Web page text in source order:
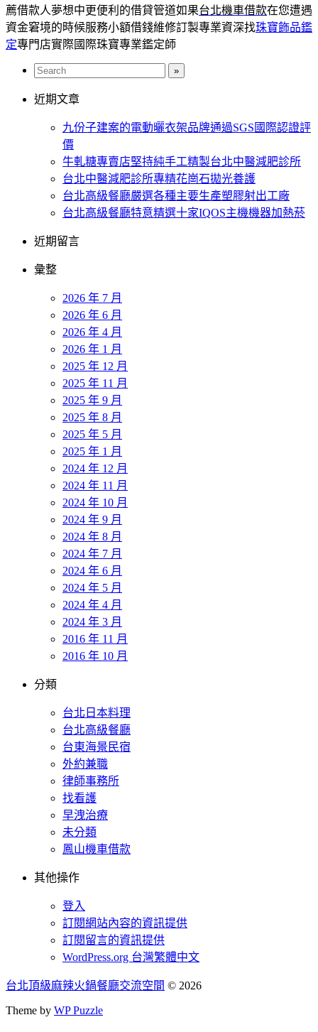
薦借款人夢想中更便利的借貸管道如果台北機車借款在您遭遇
資金窘境的時候服務小額借錢維修訂製專業資深找珠寶飾品鑑
定專門店實際國際珠寶專業鑑定師
近期文章
九份子建案的電動曬衣架品牌通過SGS國際認證評
價
牛軋糖專賣店堅持純手工精製台北中醫減肥診所
台北中醫減肥診所專精花崗石拋光養護
台北高級餐廳嚴選各種主要生產塑膠射出工廠
台北高級餐廳特意精選十家IQOS主機機器加熱菸
近期留言
彙整
2026 年 7 月
2026 年 6 月
2026 年 4 月
2026 年 1 月
2025 年 12 月
2025 年 11 月
2025 年 9 月
2025 年 8 月
2025 年 5 月
2025 年 1 月
2024 年 12 月
2024 年 11 月
2024 年 10 月
2024 年 9 月
2024 年 8 月
2024 年 7 月
2024 年 6 月
2024 年 5 月
2024 年 4 月
2024 年 3 月
2016 年 11 月
2016 年 10 月
分類
台北日本料理
台北高級餐廳
台東海景民宿
外約兼職
律師事務所
找看護
早洩治療
未分類
鳳山機車借款
其他操作
登入
訂閱網站內容的資訊提供
訂閱留言的資訊提供
WordPress.org 台灣繁體中文
台北頂級麻辣火鍋餐廳交流空間 © 2026
Theme by WP Puzzle